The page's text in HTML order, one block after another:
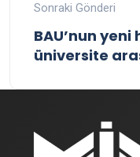
Sonraki Gönderi
BAU’nun
üniversite